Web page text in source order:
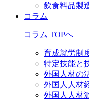
飲食料品製
コラム
コラム TOPへ
育成就労制
特定技能と
外国人材の
外国人人材
外国人人材